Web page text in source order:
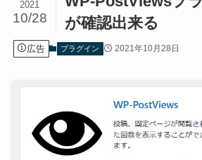
が確認出来る
2021
10/28
広告 プラグイン 2021年10月28日